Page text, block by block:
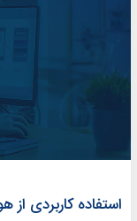
استفاده کاربردی